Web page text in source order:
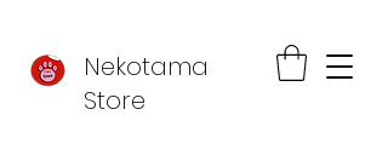
Nekotama
Store